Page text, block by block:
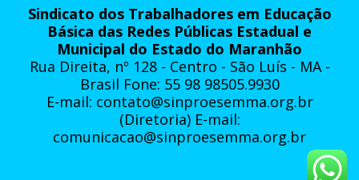
Sindicato dos Trabalhadores em Educação
Básica das Redes Públicas Estadual e
Municipal do Estado do Maranhão
Rua Direita, nº 128 - Centro - São Luís - MA -
Brasil Fone: 55 98 98505.9930
E-mail: contato@sinproesemma.org.br
(Diretoria) E-mail:
comunicacao@sinproesemma.org.br